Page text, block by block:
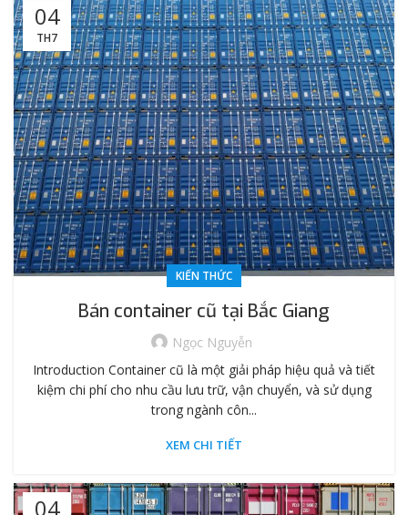
04
TH7
KIẾN THỨC
Bán container cũ tại Bắc Giang
Ngọc Nguyễn
Introduction Container cũ là một giải pháp hiệu quả và tiết
kiệm chi phí cho nhu cầu lưu trữ, vận chuyển, và sử dụng
trong ngành côn...
XEM CHI TIẾT
04